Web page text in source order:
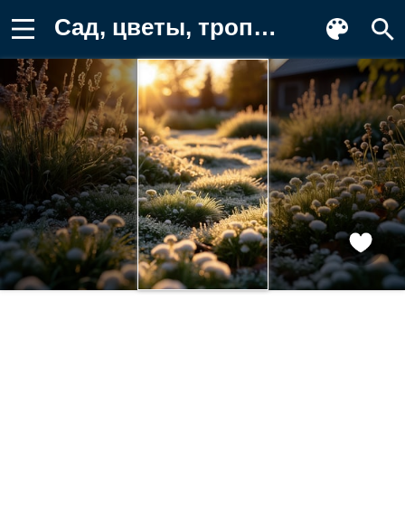
Сад, цветы, тропинка, сад на рассвете Фон для телефона